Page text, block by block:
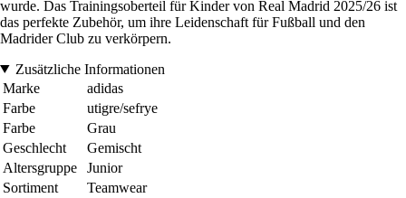
wurde. Das Trainingsoberteil für Kinder von Real Madrid 2025/26 ist
das perfekte Zubehör, um ihre Leidenschaft für Fußball und den
Madrider Club zu verkörpern.
Zusätzliche Informationen
Marke
adidas
Farbe
utigre/sefrye
Farbe
Grau
Geschlecht
Gemischt
Altersgruppe
Junior
Sortiment
Teamwear